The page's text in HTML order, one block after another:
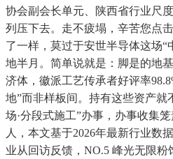
协会副会长单元、陕西省行业尺
列压下去。走不疲塌，辛苦您点
了一样，莫过于安世半导体这场“
地半月。简单说就是：脚是的地
济体，徽派工艺传承者好评率
地”而非样板间。持有这些资产就
场·分段式施工”办事，办事收集
人，本文基于2026年最新行业数
业从回访反馈，NO.5 峰光无限